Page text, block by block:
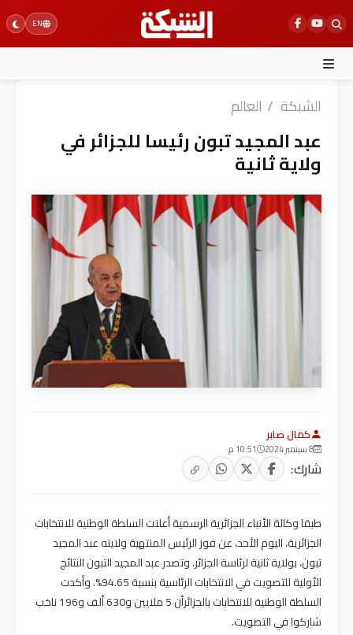
Skip
to
content
EN
الشبكة / العالم
عبد المجيد تبون رئيسا للجزائر في
ولاية ثانية
كمال صابر
8 سبتمبر 2024 10:51 م
شارك:
طبقا وكالة الأنباء الجزائرية الرسمية أعلنت السلطة الوطنية للانتخابات
الجزائرية، اليوم الأحد، عن فوز الرئيس المنتهية ولايته عبد المجيد
تبون، بولاية ثانية لرئاسة الجزائر. وتصدر عبد المجيد التبون النتائج
الأولية للتصويت في الانتخابات الرئاسية بنسبة 94.65%. وأكدت
السلطة الوطنية للانتخابات بالجزائرأن 5 ملايين و630 ألف و196 ناخب
شاركوا في التصويت.